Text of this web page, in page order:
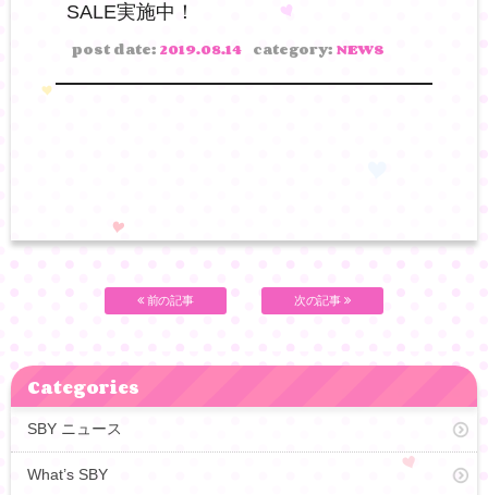
SALE実施中！
post date: 2019.08.14 category: NEWS
前の記事 次の記事
Categories
SBY ニュース
What’s SBY